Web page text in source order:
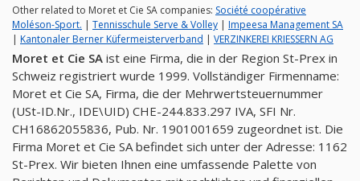
Other related to Moret et Cie SA companies: Société coopérative
Moléson-Sport. | Tennisschule Serve & Volley | Impeesa Management SA
| Kantonaler Berner Küfermeisterverband | VERZINKEREI KRIESSERN AG
Moret et Cie SA ist eine Firma, die in der Region St-Prex in
Schweiz registriert wurde 1999. Vollständiger Firmenname:
Moret et Cie SA, Firma, die der Mehrwertsteuernummer
(USt-ID.Nr., IDE\UID) CHE-244.833.297 IVA, SFI Nr.
CH16862055836, Pub. Nr. 1901001659 zugeordnet ist. Die
Firma Moret et Cie SA befindet sich unter der Adresse: 1162
St-Prex. Wir bieten Ihnen eine umfassende Palette von